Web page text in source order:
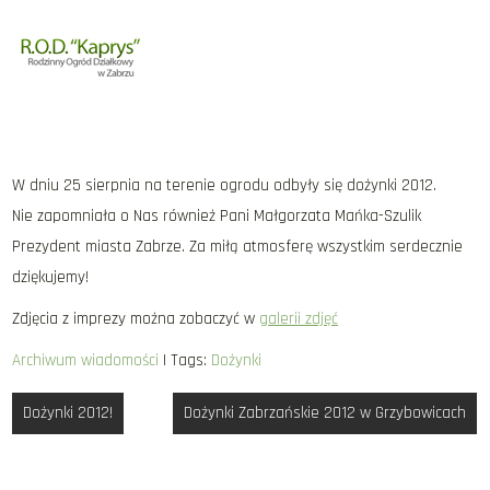
W dniu 25 sierpnia na terenie ogrodu odbyły się dożynki 2012.
Nie zapomniała o Nas również Pani Małgorzata Mańka-Szulik
Prezydent miasta Zabrze. Za miłą atmosferę wszystkim serdecznie
dziękujemy!
Zdjęcia z imprezy można zobaczyć w galerii zdjęć
Archiwum wiadomości | Tags: Dożynki
Nawigacja
wpisu
Dożynki 2012! Dożynki Zabrzańskie 2012 w Grzybowicach